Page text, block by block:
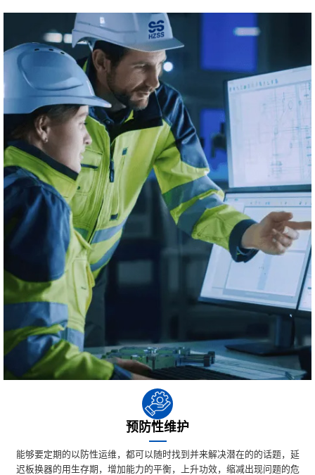
预防性维护
能够要定期的以防性运维，都可以随时找到并来解决潜在的的话题，延
迟板换器的用生存期，增加能力的平衡，上升功效，缩减出现问题的危